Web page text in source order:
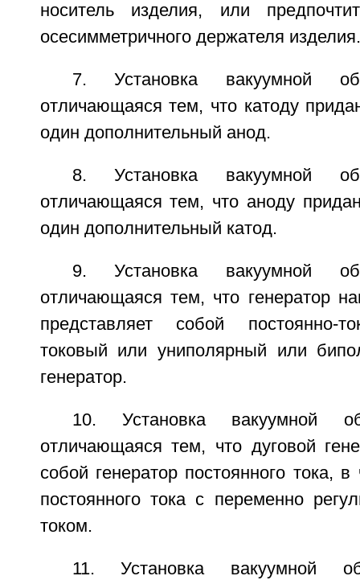
носитель изделия, или
осесимметричного держателя изделия.
7. Установка вакуумной
отличающаяся тем, что катоду
один дополнительный анод.
8. Установка вакуумной
отличающаяся тем, что аноду
один дополнительный катод.
9. Установка вакуумной
отличающаяся тем, что генератор
представляет собой постоянно-
токовый или униполярный или
генератор.
10. Установка вакуумной
отличающаяся тем, что дуговой
собой генератор постоянного тока, в
постоянного тока с переменно
током.
11. Установка вакуумной